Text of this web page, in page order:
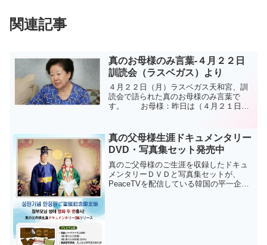
関連記事
真のお母様のみ言葉-４月２２日
訓読会（ラスベガス）より
４月２２日（月）ラスベガス天和宮、訓
読会で語られた真のお母様のみ言葉で
す。 お母様：昨日は（４月２１日２
み言葉の箇所を抜粋して見ました。その
後、牧会者がお母...
真の父母様生涯ドキュメンタリー
DVD・写真集セット発売中
真のご父母様のご生涯を収録したドキュ
メンタリーＤＶＤと写真集セットが、
PeaceTVを配信している韓国の平一企画